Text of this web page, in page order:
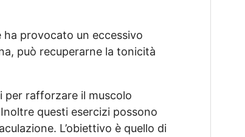
provocato un eccessivo
può recuperarne la tonicità
per rafforzare il muscolo
questi esercizi possono
L’obiettivo è quello di